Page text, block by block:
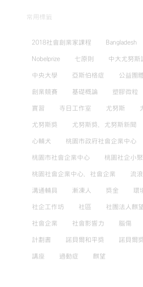
常用標籤
2018社會創業家課程 Bangladesh
Nobelprize 七原則 中大尤努斯
中央大學 亞斯伯格症 公益團
創業競賽 基礎概論 塑膠微粒
實習 寺日工作室 尤努斯
尤努斯獎 尤努斯獎，尤努斯新聞
心輔犬 桃園市政府社會企業中心
桃園市社會企業中心 桃園社企小聚
桃園社會企業中心，社會企業 流
溝通輔具 漸凍人 獎金 環
社企工作坊 社區 社團法人麒
社會企業 社會影響力 腦傷
計劃書 諾貝爾和平獎 諾貝爾
講座 過動症 麒望